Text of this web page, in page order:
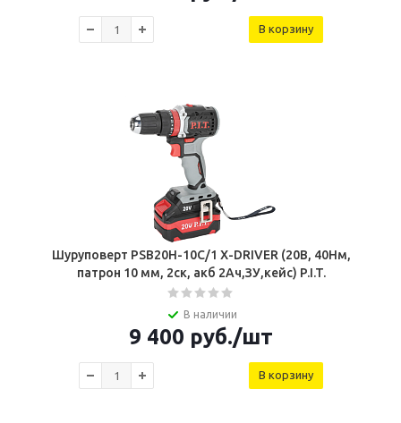
В корзину
Шуруповерт PSB20H-10C/1 X-DRIVER (20В, 40Нм,
патрон 10 мм, 2ск, акб 2Ач,ЗУ,кейс) P.I.T.
В наличии
9 400 руб./шт
В корзину